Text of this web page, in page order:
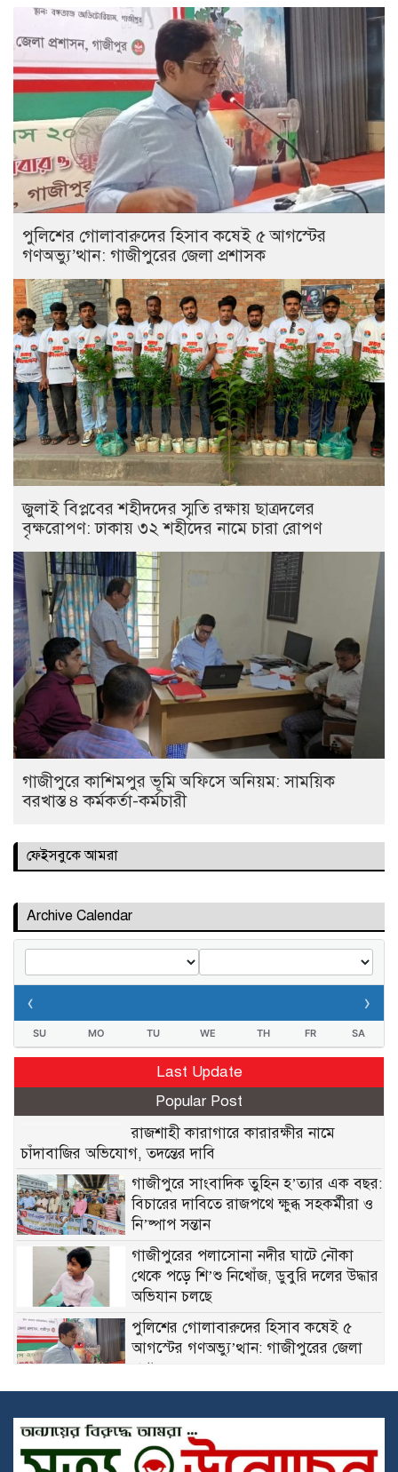
পুলিশের গোলাবারুদের হিসাব কষেই ৫ আগস্টের
গণঅভ্যু’ত্থান: গাজীপুরের জেলা প্রশাসক
জুলাই বিপ্লবের শহীদদের স্মৃতি রক্ষায় ছাত্রদলের
বৃক্ষরোপণ: ঢাকায় ৩২ শহীদের নামে চারা রোপণ
গাজীপুরে কাশিমপুর ভূমি অফিসে অনিয়ম: সাময়িক
বরখাস্ত ৪ কর্মকর্তা-কর্মচারী
ফেইসবুকে আমরা
Archive Calendar
‹ ›
SU MO TU WE TH FR SA
Last Update
Popular Post
রাজশাহী কারাগারে কারারক্ষীর নামে
চাঁদাবাজির অভিযোগ, তদন্তের দাবি
গাজীপুরে সাংবাদিক তুহিন হ’ত্যার এক বছর:
বিচারের দাবিতে রাজপথে ক্ষুব্ধ সহকর্মীরা ও
নি’ষ্পাপ সন্তান
গাজীপুরের পলাসোনা নদীর ঘাটে নৌকা
থেকে পড়ে শি’শু নিখোঁজ, ডুবুরি দলের উদ্ধার
অভিযান চলছে
পুলিশের গোলাবারুদের হিসাব কষেই ৫
আগস্টের গণঅভ্যু’ত্থান: গাজীপুরের জেলা
প্রশাসক
ছাত্রদলের বৃক্ষরোপণ: ঢাকায় ৩২ শহীদের
নামে চারা রোপণ